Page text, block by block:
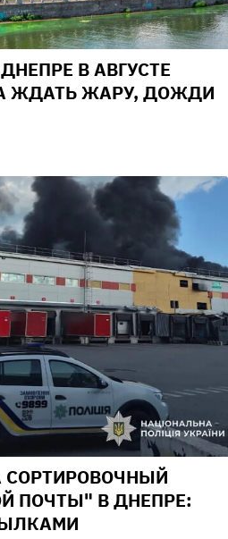
В АВГУСТЕ
ЖДАТЬ ЖАРУ, ДОЖДИ
ПОЧТЫ" В ДНЕПРЕ: